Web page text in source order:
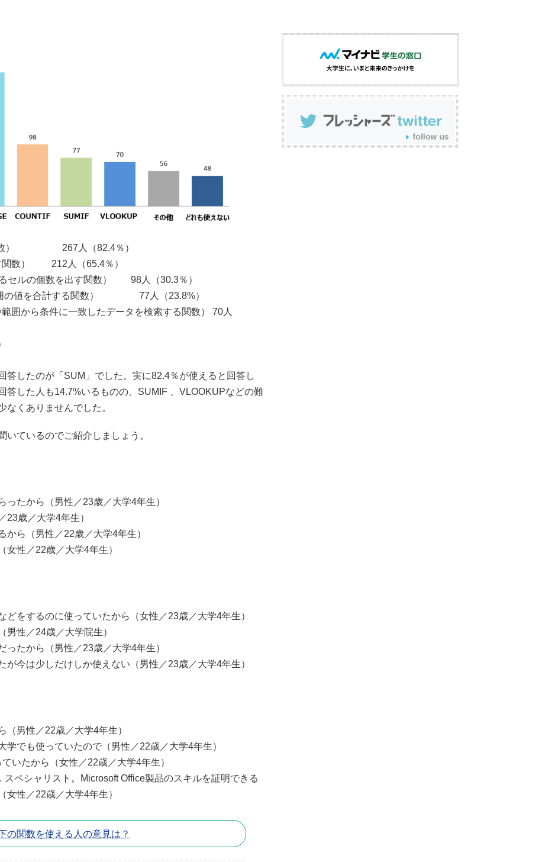
関数） 267人（82.4％）
関数） 212人（65.4％）
セルの個数を出す関数） 98人（30.3％）
の値を合計する関数） 77人（23.8%）
囲から条件に一致したデータを検索する関数） 70人
答したのが「SUM」でした。実に82.4％が使えると回答し
答した人も14.7%いるものの、SUMIF 、VLOOKUPなどの難
なくありませんでした。
ているのでご紹介しましょう。
ったから（男性／23歳／大学4年生）
23歳／大学4年生）
から（男性／22歳／大学4年生）
女性／22歳／大学4年生）
どをするのに使っていたから（女性／23歳／大学4年生）
男性／24歳／大学院生）
ったから（男性／23歳／大学4年生）
が今は少しだけしか使えない（男性／23歳／大学4年生）
（男性／22歳／大学4年生）
学でも使っていたので（男性／22歳／大学4年生）
いたから（女性／22歳／大学4年生）
スペシャリスト。Microsoft Office製品のスキルを証明できる
女性／22歳／大学4年生）
の関数を使える人の意見は？